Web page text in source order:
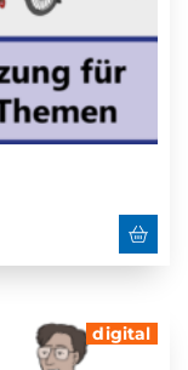
digital